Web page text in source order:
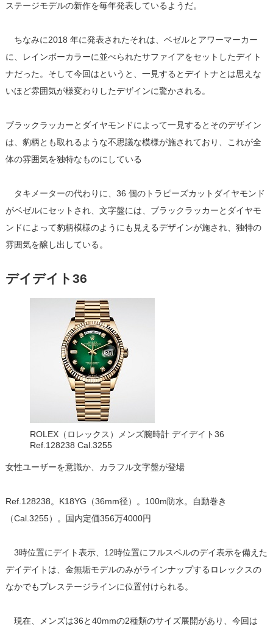
ステージモデルの新作を毎年発表しているようだ。
ちなみに2018 年に発表されたそれは、ベゼルとアワーマーカー
に、レインボーカラーに並べられたサファイアをセットしたデイト
ナだった。そして今回はというと、一見するとデイトナとは思えな
いほど雰囲気が様変わりしたデザインに驚かされる。
ブラックラッカーとダイヤモンドによって一見するとそのデザイン
は、豹柄とも取れるような不思議な模様が施されており、これが全
体の雰囲気を独特なものにしている
タキメーターの代わりに、36 個のトラピーズカットダイヤモンド
がベゼルにセットされ、文字盤には、ブラックラッカーとダイヤモ
ンドによって豹柄模様のようにも見えるデザインが施され、独特の
雰囲気を醸し出している。
デイデイト36
ROLEX（ロレックス）メンズ腕時計 デイデイト36
Ref.128238 Cal.3255
女性ユーザーを意識か、カラフル文字盤が登場
Ref.128238。K18YG（36mm径）。100m防水。自動巻き
（Cal.3255）。国内定価356万4000円
3時位置にデイト表示、12時位置にフルスペルのデイ表示を備えた
デイデイトは、金無垢モデルのみがラインナップするロレックスの
なかでもプレステージラインに位置付けられる。
現在、メンズは36と40mmの2種類のサイズ展開があり、今回は